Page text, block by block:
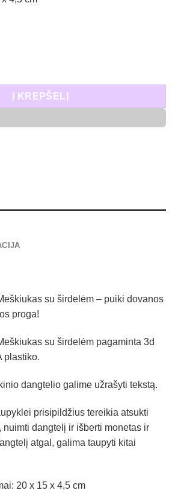
Meškiukas su širdelėm
Į KREPŠELĮ
su širdelėm – puiki dovanos
proga!
su širdelėm pagaminta 3d
plastiko.
dangtelio galime užrašyti tekstą.
prisipildžius tereikia atsukti
nuimti dangtelį ir išberti monetas ir
atgal, galima taupyti kitai
20 x 15 x 4,5 cm